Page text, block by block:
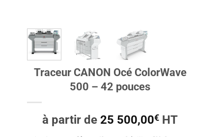
Traceur CANON Océ ColorWave
500 – 42 pouces
à partir de 25 500,00€ HT